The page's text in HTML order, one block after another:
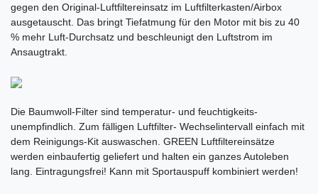
gegen den Original-Luftfiltereinsatz im Luftfilterkasten/Airbox
ausgetauscht. Das bringt Tiefatmung für den Motor mit bis zu 40
% mehr Luft-Durchsatz und beschleunigt den Luftstrom im
Ansaugtrakt.
Die Baumwoll-Filter sind temperatur- und feuchtigkeits-
unempfindlich. Zum fälligen Luftfilter- Wechselintervall einfach mit
dem Reinigungs-Kit auswaschen. GREEN Luftfiltereinsätze
werden einbaufertig geliefert und halten ein ganzes Autoleben
lang. Eintragungsfrei! Kann mit Sportauspuff kombiniert werden!